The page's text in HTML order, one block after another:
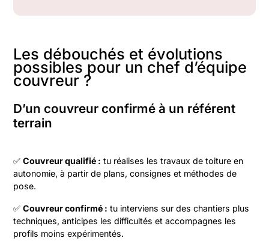
Les débouchés et évolutions
possibles pour un chef d’équipe
couvreur ?
D’un couvreur confirmé à un référent
terrain
✅Couvreur qualifié : tu réalises les travaux de toiture en
autonomie, à partir de plans, consignes et méthodes de
pose.
✅Couvreur confirmé : tu interviens sur des chantiers plus
techniques, anticipes les difficultés et accompagnes les
profils moins expérimentés.